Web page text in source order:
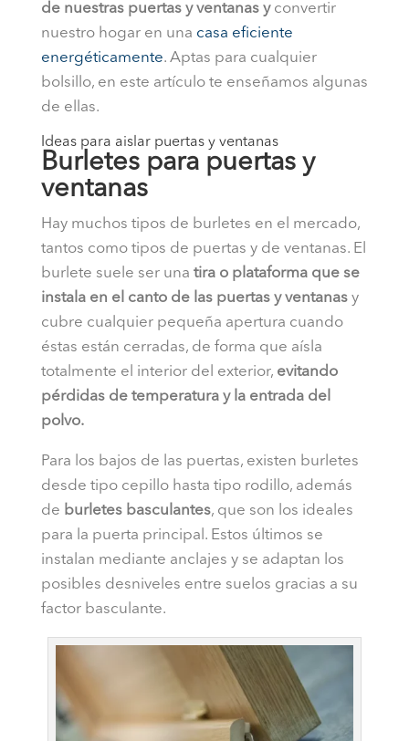
de nuestras puertas y ventanas y convertir
nuestro hogar en una casa eficiente
energéticamente. Aptas para cualquier
bolsillo, en este artículo te enseñamos algunas
de ellas.
Ideas para aislar puertas y ventanas
Burletes para puertas y
ventanas
Hay muchos tipos de burletes en el mercado,
tantos como tipos de puertas y de ventanas. El
burlete suele ser una tira o plataforma que se
instala en el canto de las puertas y ventanasy
cubre cualquier pequeña apertura cuando
éstas están cerradas, de forma que aísla
totalmente el interior del exterior, evitando
pérdidas de temperatura y la entrada del
polvo.
Para los bajos de las puertas, existen burletes
desde tipo cepillo hasta tipo rodillo, además
de burletes basculantes, que son los ideales
para la puerta principal. Estos últimos se
instalan mediante anclajes y se adaptan los
posibles desniveles entre suelos gracias a su
factor basculante.